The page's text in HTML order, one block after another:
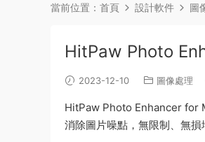
當前位置： 首頁 設計軟件 圖
HitPaw Photo
2023-12-10 圖像處理
HitPaw Photo Enhancer for
消除圖片噪點，無限制、無損